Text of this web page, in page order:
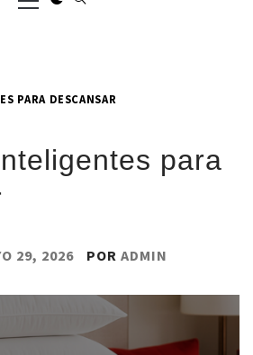
principal
PARA DESCANSAR
para
29, 2026 POR ADMIN